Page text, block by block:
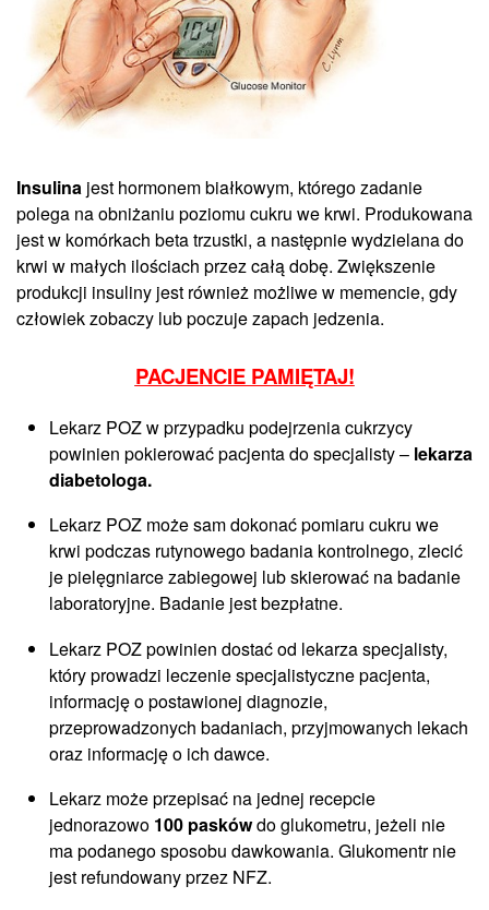
Insulina jest hormonem białkowym, którego zadanie
polega na obniżaniu poziomu cukru we krwi. Produkowana
jest w komórkach beta trzustki, a następnie wydzielana do
krwi w małych ilościach przez całą dobę. Zwiększenie
produkcji insuliny jest również możliwe w memencie, gdy
człowiek zobaczy lub poczuje zapach jedzenia.
PACJENCIE PAMIĘTAJ!
Lekarz POZ w przypadku podejrzenia cukrzycy
powinien pokierować pacjenta do specjalisty – lekarza
diabetologa.
Lekarz POZ może sam dokonać pomiaru cukru we
krwi podczas rutynowego badania kontrolnego, zlecić
je pielęgniarce zabiegowej lub skierować na badanie
laboratoryjne. Badanie jest bezpłatne.
Lekarz POZ powinien dostać od lekarza specjalisty,
który prowadzi leczenie specjalistyczne pacjenta,
informację o postawionej diagnozie,
przeprowadzonych badaniach, przyjmowanych lekach
oraz informację o ich dawce.
Lekarz może przepisać na jednej recepcie
jednorazowo 100 paskówdo glukometru, jeżeli nie
ma podanego sposobu dawkowania. Glukomentr nie
jest refundowany przez NFZ.